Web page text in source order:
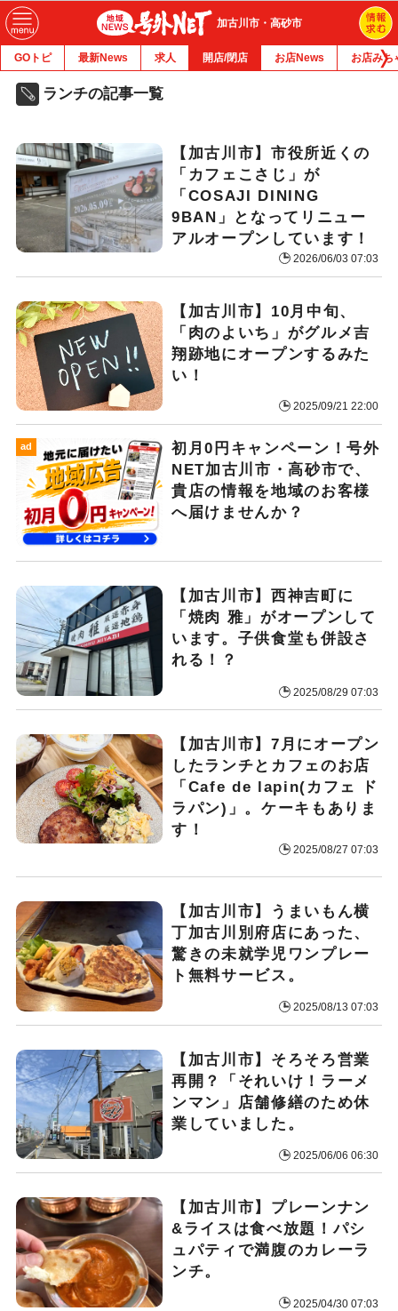
加古川市・高砂市
GOトピ 最新News 求人 開店/閉店 お店News お店みち
ランチの記事一覧
【加古川市】市役所近くの
「カフェこさじ」が
「COSAJI DINING
9BAN」となってリニュー
アルオープンしています！
2026/06/03 07:03
【加古川市】10月中旬、
「肉のよいち」がグルメ吉
翔跡地にオープンするみた
い！
2025/09/21 22:00
ad
初月0円キャンペーン！号外
NET加古川市・高砂市で、
貴店の情報を地域のお客様
へ届けませんか？
【加古川市】西神吉町に
「焼肉 雅」がオープンして
います。子供食堂も併設さ
れる！？
2025/08/29 07:03
【加古川市】7月にオープン
したランチとカフェのお店
「Cafe de lapin(カフェ ド
ラパン)」。ケーキもありま
す！
2025/08/27 07:03
【加古川市】うまいもん横
丁加古川別府店にあった、
驚きの未就学児ワンプレー
ト無料サービス。
2025/08/13 07:03
【加古川市】そろそろ営業
再開？「それいけ！ラーメ
ンマン」店舗修繕のため休
業していました。
2025/06/06 06:30
【加古川市】プレーンナン
&ライスは食べ放題！パシ
ュパティで満腹のカレーラ
ンチ。
2025/04/30 07:03